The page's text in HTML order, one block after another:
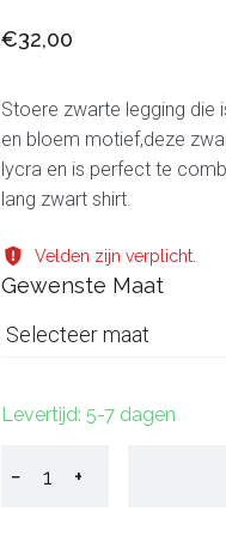
€32,00
Stoere zwarte legging die
en bloem motief,deze
lycra en is perfect te
lang zwart shirt.
Velden zijn verplicht.
Gewenste Maat
Selecteer maat
Levertijd: 5-7 dagen
− +